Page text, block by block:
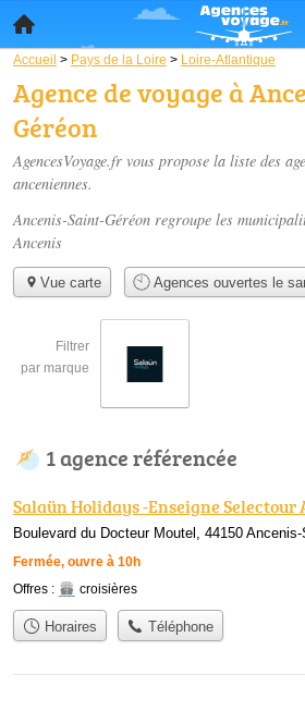
Accueil > Pays de la Loire > Loire-Atlantique
Agence de voyage à
Géréon
AgencesVoyage.fr vous propose la liste des
anceniennes.
Ancenis-Saint-Géréon regroupe les
Ancenis
Vue carte Agences ouvertes le
Filtrer
par marque
1 agence référencée
Salaün Holidays -Enseigne Selectour
Boulevard du Docteur Moutel, 44150
Fermée, ouvre à 10h
Offres : croisières
Horaires Téléphone